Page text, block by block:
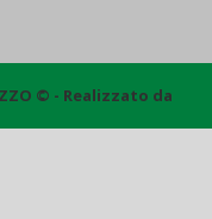
© - Realizzato da